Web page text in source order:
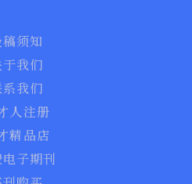
稿须知
我们
我们
人注册
精品店
子期刊